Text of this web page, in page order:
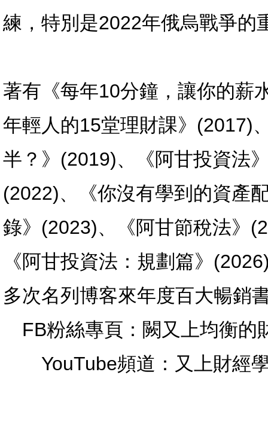
練，特別是2022年俄烏戰爭的
著有《每年10分鐘，讓你的薪
年輕人的15堂理財課》(2017)
半？》(2019)、《阿甘投資法
(2022)、《你沒有學到的資產
錄》(2023)、《阿甘節稅法》
《阿甘投資法：規劃篇》
多次名列博客來年度百大暢銷
FB粉絲專頁：闕又上均衡的
YouTube頻道：又上財經